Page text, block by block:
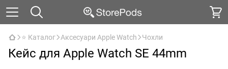
⭐ Каталог Аксесуари Apple Watch Чохли
Кейс для Apple Watch SE 44mm